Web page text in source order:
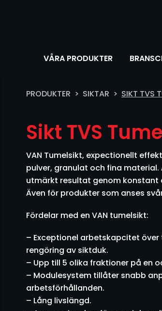
VÅRA PRODUKTER
PRODUKTER SIKTAR SIKT TVS
Sikt TVS
VAN Tumelsikt, expectionellt
pulver, granulat och fina
utmärkt resultat genom konstant
Även för produkter som anses
Fördelar med en VAN tumelsikt:
– Exceptionel arbetskapcitet
rengöring av siktduk.
– Upp till 5 olika fraktioner på en
– Modulesystem tillåter snabb
arbetsförhållanden.
– Lång livslängd.